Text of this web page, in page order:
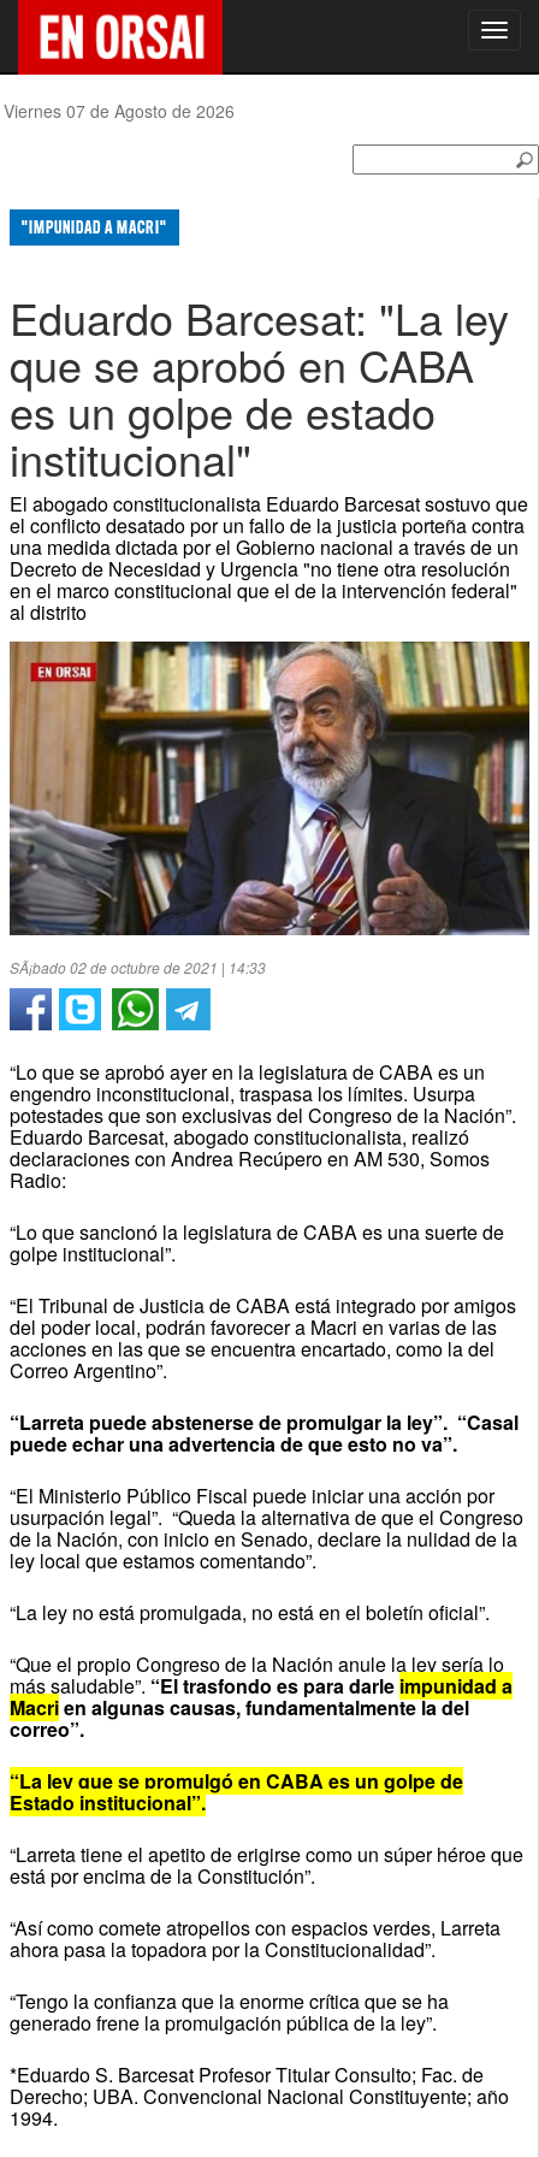
Viernes 07 de Agosto de 2026
"IMPUNIDAD A MACRI"
Eduardo Barcesat: "La ley
que se aprobó en CABA
es un golpe de estado
institucional"
El abogado constitucionalista Eduardo Barcesat sostuvo que
el conflicto desatado por un fallo de la justicia porteña contra
una medida dictada por el Gobierno nacional a través de un
Decreto de Necesidad y Urgencia "no tiene otra resolución
en el marco constitucional que el de la intervención federal"
al distrito
SÃ¡bado 02 de octubre de 2021 | 14:33
“Lo que se aprobó ayer en la legislatura de CABA es un
engendro inconstitucional, traspasa los límites. Usurpa
potestades que son exclusivas del Congreso de la Nación”.
Eduardo Barcesat, abogado constitucionalista, realizó
declaraciones con Andrea Recúpero en AM 530, Somos
Radio:
“Lo que sancionó la legislatura de CABA es una suerte de
golpe institucional”.
“El Tribunal de Justicia de CABA está integrado por amigos
del poder local, podrán favorecer a Macri en varias de las
acciones en las que se encuentra encartado, como la del
Correo Argentino”.
“Larreta puede abstenerse de promulgar la ley”. “Casal
puede echar una advertencia de que esto no va”.
“El Ministerio Público Fiscal puede iniciar una acción por
usurpación legal”. “Queda la alternativa de que el Congreso
de la Nación, con inicio en Senado, declare la nulidad de la
ley local que estamos comentando”.
“La ley no está promulgada, no está en el boletín oficial”.
“Que el propio Congreso de la Nación anule la ley sería lo
más saludable”. “El trasfondo es para darle impunidad a
Macrien algunas causas, fundamentalmente la del
correo”.
“La ley que se promulgó en CABA es un golpe de
Estado institucional”.
“Larreta tiene el apetito de erigirse como un súper héroe que
está por encima de la Constitución”.
“Así como comete atropellos con espacios verdes, Larreta
ahora pasa la topadora por la Constitucionalidad”.
“Tengo la confianza que la enorme crítica que se ha
generado frene la promulgación pública de la ley”.
*Eduardo S. Barcesat Profesor Titular Consulto; Fac. de
Derecho; UBA. Convencional Nacional Constituyente; año
1994.